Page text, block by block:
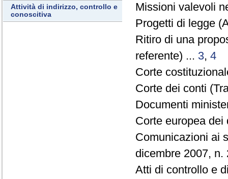
Attività di indirizzo, controllo e
conoscitiva
Missioni valevoli
Progetti di legge
Ritiro di una
referente) ... 3, 4
Corte
Corte dei conti
Documenti
Corte europea
Comunicazioni ai
dicembre 2007,
Atti di controllo e